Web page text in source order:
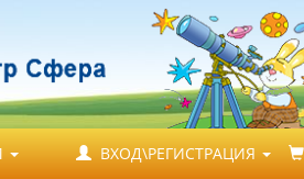
ВХОД\РЕГИСТРАЦИЯ